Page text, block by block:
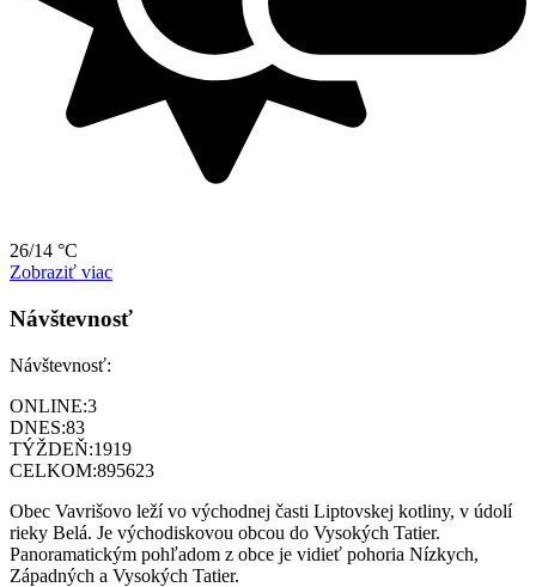
26/14 °C
Zobraziť viac
Návštevnosť
Návštevnosť:
ONLINE:3
DNES:83
TÝŽDEŇ:1919
CELKOM:895623
Obec Vavrišovo leží vo východnej časti Liptovskej kotliny, v údolí
rieky Belá. Je východiskovou obcou do Vysokých Tatier.
Panoramatickým pohľadom z obce je vidieť pohoria Nízkych,
Západných a Vysokých Tatier.